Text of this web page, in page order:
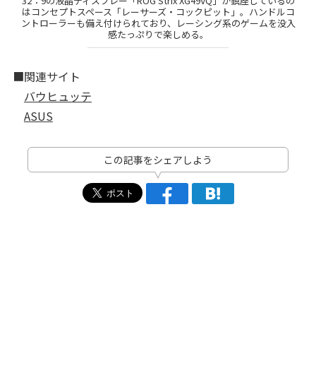
はコンセプトスペース「レーサーズ・コックピット」。ハンドルコ
ントローラーも備え付けられており、レーシング系のゲームを没入
感たっぷりで楽しめる。
■関連サイト
バウヒュッテ
ASUS
この記事をシェアしよう